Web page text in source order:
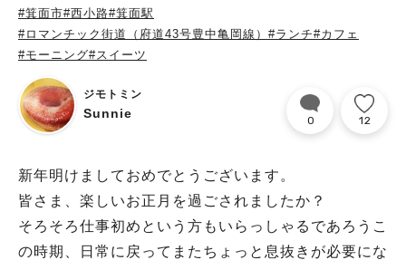
#箕面市#西小路#箕面駅
#ロマンチック街道（府道43号豊中亀岡線） #ランチ#カフェ
#モーニング#スイーツ
ジモトミン
Sunnie 0 12
新年明けましておめでとうございます。
皆さま、楽しいお正月を過ごされましたか？
そろそろ仕事初めという方もいらっしゃるであろうこ
の時期、日常に戻ってまたちょっと息抜きが必要にな